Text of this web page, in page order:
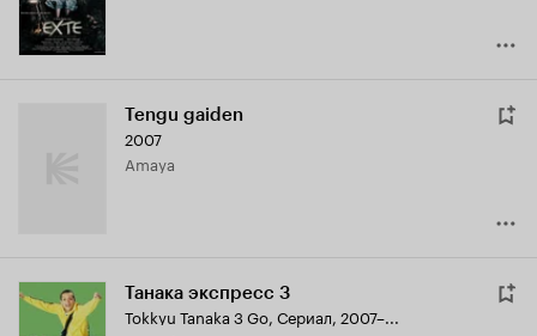
Tengu gaiden
2007
Amaya
Танака экспресс 3
Tokkyu Tanaka 3 Go, Сериал, 2007–...